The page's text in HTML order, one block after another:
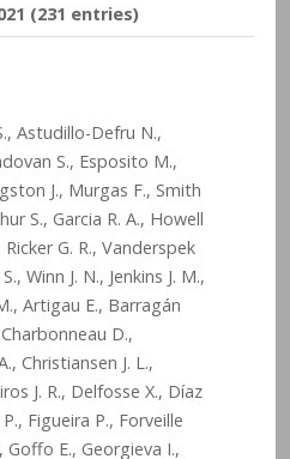
(231 entries)
Astudillo-Defru N.,
S., Esposito M.,
J., Murgas F., Smith
S., Garcia R. A., Howell
G. R., Vanderspek
Winn J. N., Jenkins J. M.,
Artigau E., Barragán
D.,
Christiansen J. L.,
J. R., Delfosse X., Díaz
Figueira P., Forveille
Goffo E., Georgieva I.,